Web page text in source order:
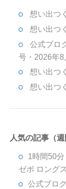
想い出つ
想い出つ
公式ブロ
号・2026年8
想い出つ
想い出つ
人気の記事（週
1時間50
ゼボ ロング
公式ブロ